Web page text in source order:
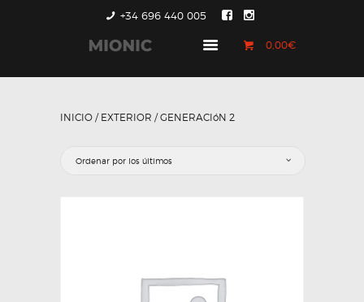
+34 696 440 005
0,00€
GENERACIÓN 1
COUNTRYMAN &
INICIO / EXTERIOR / GENERACIóN 2